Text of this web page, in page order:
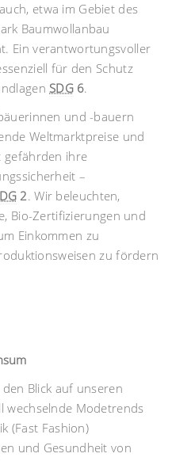
etwa im Gebiet des
Baumwollanbau
Ein verantwortungsvoller
für den Schutz
SDG6.
und -bauern
Weltmarktpreise und
gefährden ihre
–
2. Wir beleuchten,
Bio-Zertifizierungen und
Einkommen zu
zu fördern
Blick auf unseren
wechselnde Modetrends
(Fast Fashion)
und Gesundheit von